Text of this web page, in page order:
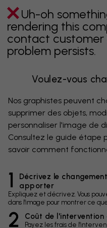
Uh-oh
rendering this
contact
problem persists.
Voulez-vous
Nos graphistes peuvent
supprimer des objets,
personnaliser l'image de
Consultez le guide étape
savoir comment
1
Décrivez le
apporter
Expliquez et décrivez. Vous
dans l'image pour montrer ce
2 Coût de
Payez les frais de